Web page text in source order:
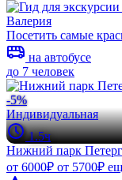
Валерия
Посетить самые
на автобусе
до 7 человек
-5%
Индивидуальная
1.5ч
Нижний парк
от 6000₽ от 5700₽